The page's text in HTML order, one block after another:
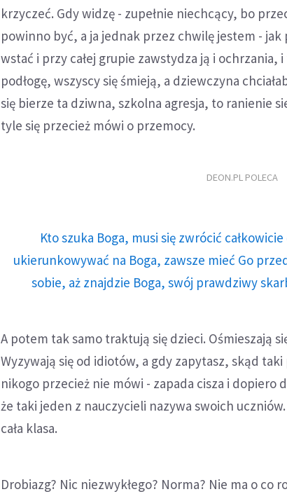
krzyczeć. Gdy widzę - zupełnie niechcący, bo
powinno być, a ja jednak przez chwilę jestem -
wstać i przy całej grupie zawstydza ją i
podłogę, wszyscy się śmieją, a dziewczyna
się bierze ta dziwna, szkolna agresja, to ranienie
tyle się przecież mówi o przemocy.
DEON.PL POLECA
Kto szuka Boga, musi się zwrócić
ukierunkowywać na Boga, zawsze mieć Go
sobie, aż znajdzie Boga, swój prawdziwy
A potem tak samo traktują się dzieci. Ośmieszają
Wyzywają się od idiotów, a gdy zapytasz, skąd
nikogo przecież nie mówi - zapada cisza i dopiero
że taki jeden z nauczycieli nazywa swoich
cała klasa.
Drobiazg? Nic niezwykłego? Norma? Nie ma o co